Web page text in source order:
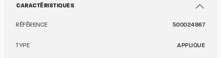
CARACTÉRISTIQUES
RÉFÉRENCE 500024867
TYPE APPLIQUE